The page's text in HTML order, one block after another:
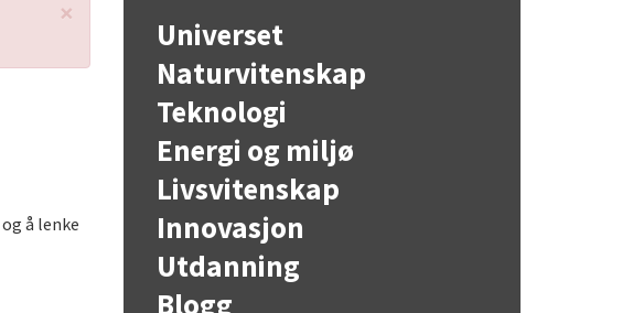
×
og å lenke
Universet
Naturvitenskap
Teknologi
Energi og miljø
Livsvitenskap
Innovasjon
Utdanning
Blogg